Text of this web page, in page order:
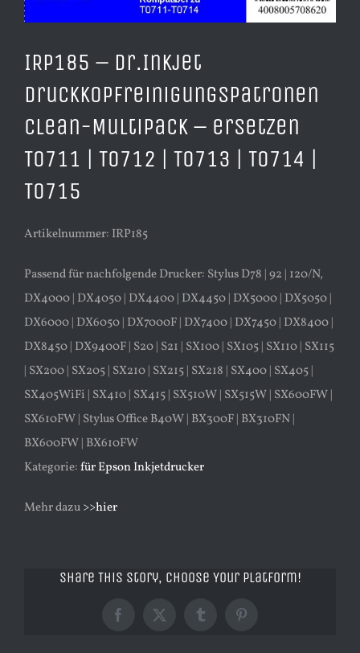
IRP185 – Dr.Inkjet
Druckkopfreinigungspatronen
Clean-Multipack – ersetzen
T0711 | T0712 | T0713 | T0714 |
T0715
Artikelnummer: IRP185
Passend für nachfolgende Drucker: Stylus D78 | 92 | 120/N,
DX4000 | DX4050 | DX4400 | DX4450 | DX5000 | DX5050 |
DX6000 | DX6050 | DX7000F | DX7400 | DX7450 | DX8400 |
DX8450 | DX9400F | S20 | S21 | SX100 | SX105 | SX110 | SX115
| SX200 | SX205 | SX210 | SX215 | SX218 | SX400 | SX405 |
SX405WiFi | SX410 | SX415 | SX510W | SX515W | SX600FW |
SX610FW | Stylus Office B40W | BX300F | BX310FN |
BX600FW | BX610FW
Kategorie:für Epson Inkjetdrucker
Mehr dazu>>hier
Share This Story, Choose Your Platform!
Facebook
X TumblrPinterest